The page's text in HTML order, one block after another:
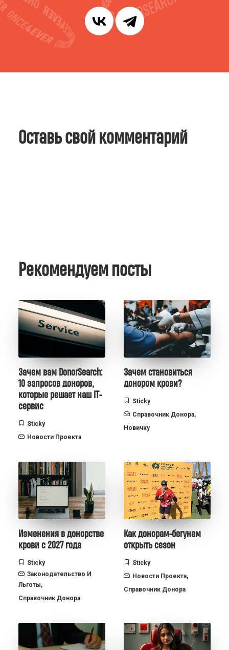
Оставь свой комментарий
Рекомендуем посты
Зачем вам DonorSearch:
10 запросов доноров,
которые решает наш IT-
сервис
Sticky
Новости Проекта
Зачем становиться
донором крови?
Sticky
Справочник Донора,
Новичку
Изменения в донорстве
крови с 2027 года
Sticky
Законодательство И
Льготы,
Справочник Донора
Как донорам-бегунам
открыть сезон
Sticky
Новости Проекта,
Справочник Донора